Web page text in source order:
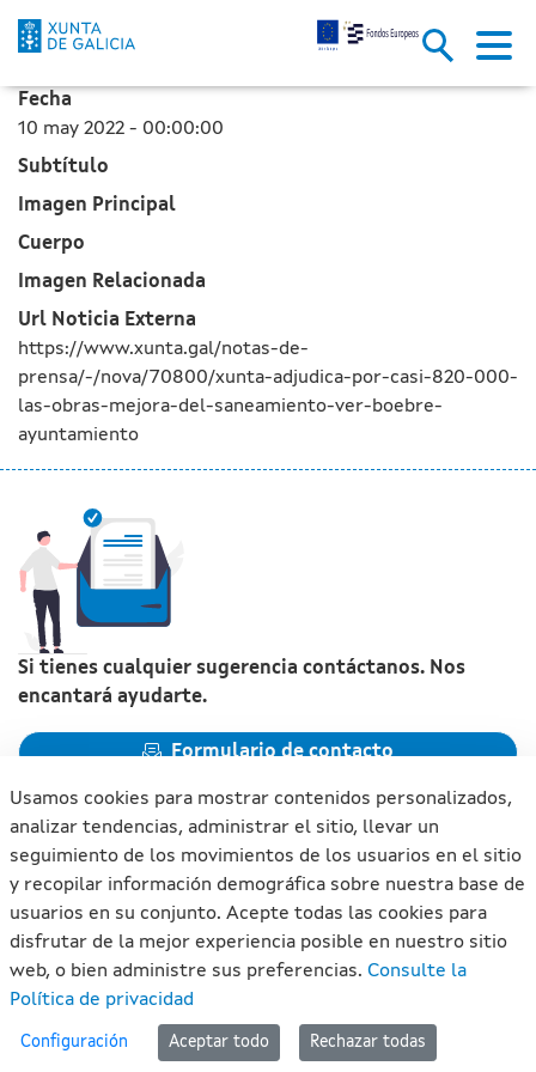
La Xunta adjudica por casi
Saltar al contenido principal
Fecha
10 may 2022 - 00:00:00
Subtítulo
Imagen Principal
Cuerpo
Imagen Relacionada
Url Noticia Externa
https://www.xunta.gal/notas-de-
prensa/-/nova/70800/xunta-adjudica-por-casi-820-000-
las-obras-mejora-del-saneamiento-ver-boebre-
ayuntamiento
Si tienes cualquier sugerencia contáctanos. Nos
encantará ayudarte.
Formulario de contacto
Xunta de Galicia. Información mantenida y publicada en
internet por la Xunta de Galicia
Atención a la ciudadanía
Accesibilidad
Usamos cookies para mostrar contenidos personalizados,
analizar tendencias, administrar el sitio, llevar un
seguimiento de los movimientos de los usuarios en el sitio
y recopilar información demográfica sobre nuestra base de
usuarios en su conjunto. Acepte todas las cookies para
disfrutar de la mejor experiencia posible en nuestro sitio
web, o bien administre sus preferencias. Consulte la
Política de privacidad
Configuración Aceptar todo Rechazar todas